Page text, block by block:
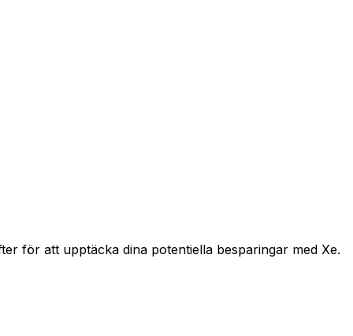
för att upptäcka dina potentiella besparingar med Xe.